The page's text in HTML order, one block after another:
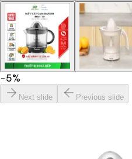
−5%
Next slide Previous slide